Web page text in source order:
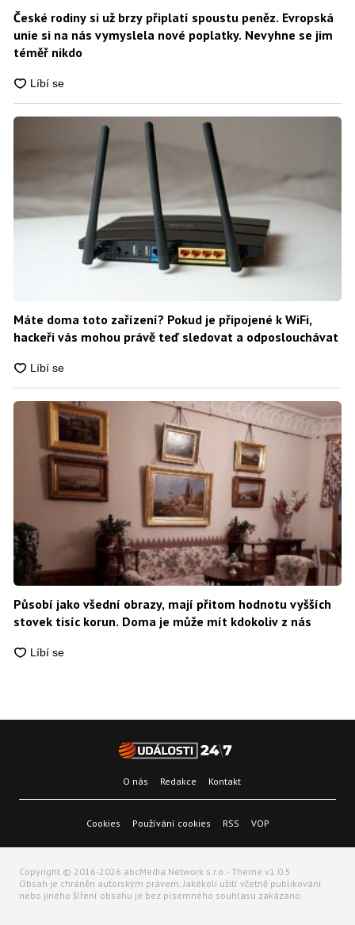
České rodiny si už brzy připlatí spoustu peněz. Evropská
unie si na nás vymyslela nové poplatky. Nevyhne se jim
téměř nikdo
Máte doma toto zařízení? Pokud je připojené k WiFi,
hackeři vás mohou právě teď sledovat a odposlouchávat
Působí jako všední obrazy, mají přitom hodnotu vyšších
stovek tisíc korun. Doma je může mít kdokoliv z nás
O nás Redakce Kontakt
Cookies Používání cookies RSS VOP
Copyright © 2016-2026 abcMedia Network s.r.o. - Theme v1.0.5
Obsah je chráněn autorským právem. Jakékoli užití včetně publikování
nebo jiného šíření obsahu je bez písemného souhlasu zakázano.